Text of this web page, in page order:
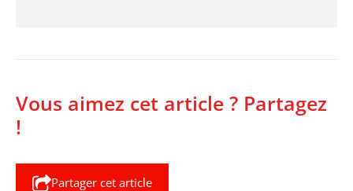
Vous aimez cet article ? Partagez
!
Partager cet article